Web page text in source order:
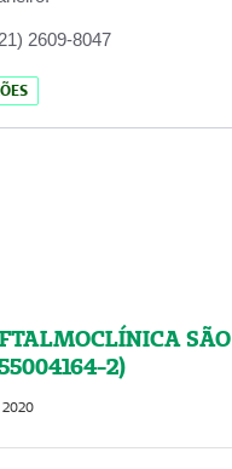
2609-8047
SÃO
2)
2020